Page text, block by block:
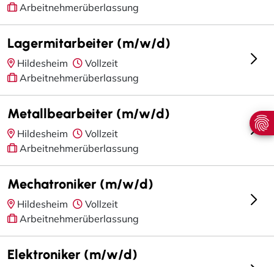
Arbeitnehmerüberlassung
Lagermitarbeiter (m/w/d)
Hildesheim
Vollzeit
Arbeitnehmerüberlassung
Metallbearbeiter (m/w/d)
Hildesheim
Vollzeit
Arbeitnehmerüberlassung
Mechatroniker (m/w/d)
Hildesheim
Vollzeit
Arbeitnehmerüberlassung
Elektroniker (m/w/d)